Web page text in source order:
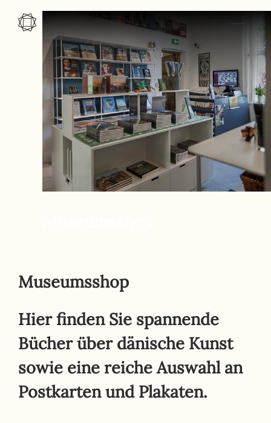
Zum Inhalt springen
Museumsshop
Hier finden Sie spannende
Bücher über dänische Kunst
sowie eine reiche Auswahl an
Postkarten und Plakaten.